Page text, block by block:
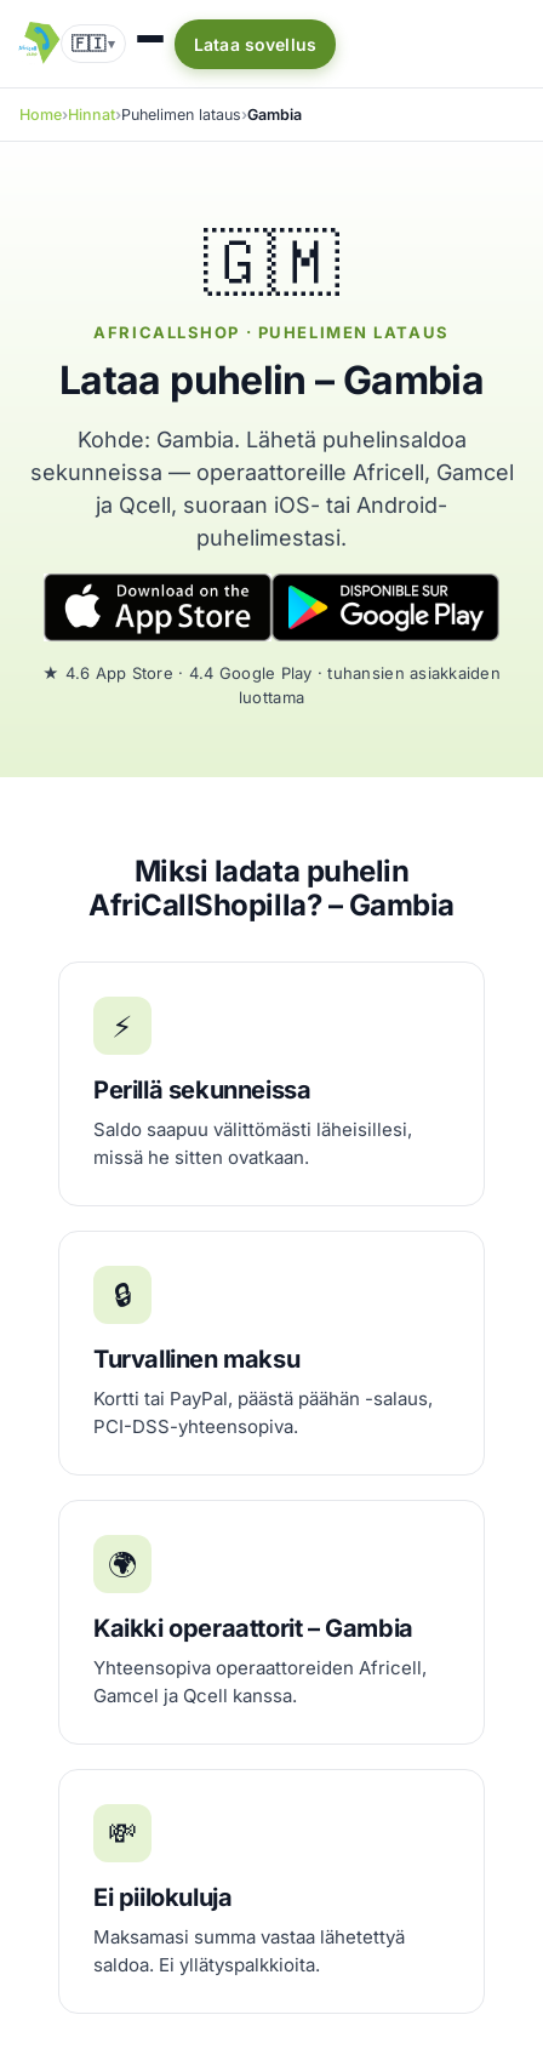
🇫🇮▾ Lataa sovellus
Home Hinnat Puhelimen lataus Gambia
🇬🇲
AFRICALLSHOP · PUHELIMEN LATAUS
Lataa puhelin – Gambia
Kohde: Gambia. Lähetä puhelinsaldoa
sekunneissa — operaattoreille Africell, Gamcel
ja Qcell, suoraan iOS- tai Android-
puhelimestasi.
★ 4.6 App Store · 4.4 Google Play · tuhansien asiakkaiden
luottama
Miksi ladata puhelin
AfriCallShopilla? – Gambia
⚡
Perillä sekunneissa
Saldo saapuu välittömästi läheisillesi,
missä he sitten ovatkaan.
🔒
Turvallinen maksu
Kortti tai PayPal, päästä päähän -salaus,
PCI-DSS-yhteensopiva.
🌍
Kaikki operaattorit – Gambia
Yhteensopiva operaattoreiden Africell,
Gamcel ja Qcell kanssa.
💸
Ei piilokuluja
Maksamasi summa vastaa lähetettyä
saldoa. Ei yllätyspalkkioita.